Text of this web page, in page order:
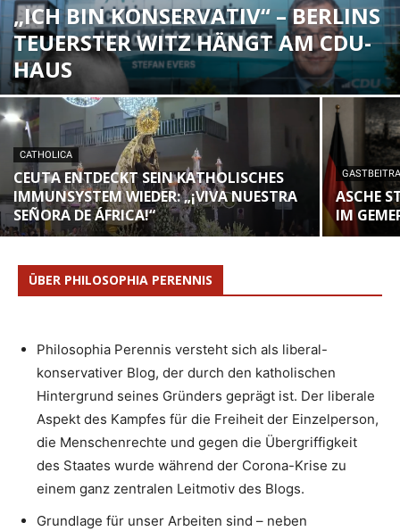
„ICH BIN KONSERVATIV“ – BERLINS
TEUERSTER WITZ HÄNGT AM CDU-
HAUS
CATHOLICA
CEUTA ENTDECKT SEIN KATHOLISCHES
IMMUNSYSTEM WIEDER: „¡VIVA NUESTRA
SEÑORA DE ÁFRICA!“
ASCHE
IM
ÜBER PHILOSOPHIA PERENNIS
Philosophia Perennis versteht sich als liberal-
konservativer Blog, der durch den katholischen
Hintergrund seines Gründers geprägt ist. Der liberale
Aspekt des Kampfes für die Freiheit der Einzelperson,
die Menschenrechte und gegen die Übergriffigkeit
des Staates wurde während der Corona-Krise zu
einem ganz zentralen Leitmotiv des Blogs.
Grundlage für unser Arbeiten sind – neben